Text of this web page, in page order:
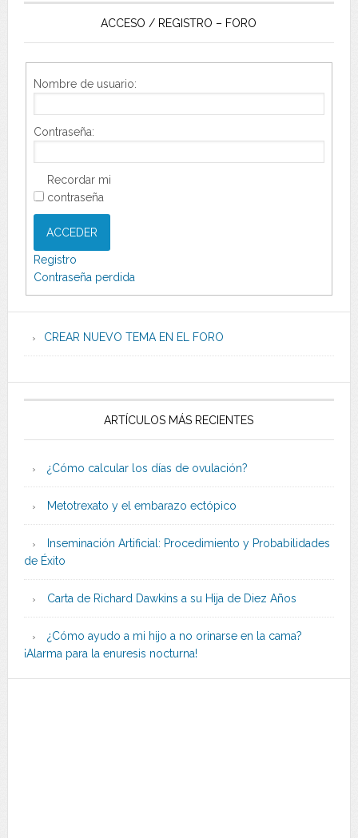
ACCESO / REGISTRO – FORO
Nombre de usuario:
Contraseña:
Recordar mi
contraseña
ACCEDER
Registro
Contraseña perdida
CREAR NUEVO TEMA EN EL FORO
ARTÍCULOS MÁS RECIENTES
¿Cómo calcular los días de ovulación?
Metotrexato y el embarazo ectópico
Inseminación Artificial: Procedimiento y Probabilidades
de Éxito
Carta de Richard Dawkins a su Hija de Diez Años
¿Cómo ayudo a mi hijo a no orinarse en la cama?
¡Alarma para la enuresis nocturna!